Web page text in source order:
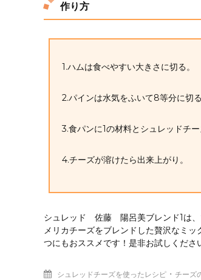
作り方
1.ハムは食べやすい大きさに切る。
2.パインは水気をふいて8等分に切る
3.食パンに1の材料とシュレッドチ
4.チーズが溶けたら出来上がり。
シュレッド 佐藤 陽呂美ブレンド1は、
メリカチーズをブレンドした贅沢なミ
つにもおススメです！是非お試しくださ
シュレッドチーズを使ったレシピ ・ チーズ